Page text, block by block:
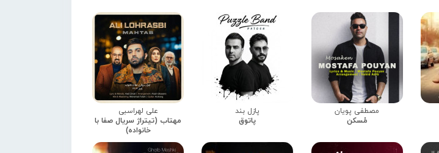
مصطفی پویان
مُسکن
پازل بند
پاتوق
علی لهراسبی
مهتاب (تیتراژ سریال صفا با
خانواده)